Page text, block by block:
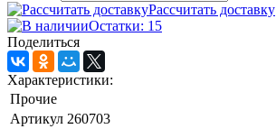
Рассчитать доставку
Остатки: 15
Поделиться
Характеристики:
Прочие
Артикул 260703